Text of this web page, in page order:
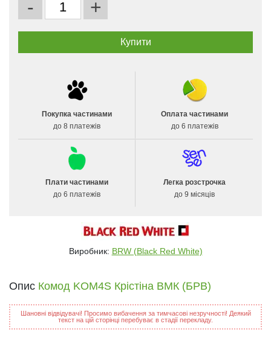
- +
Покупка частинами
до 8 платежів
Оплата частинами
до 6 платежів
Плати частинами
до 6 платежів
Легка розстрочка
до 9 місяців
Виробник: BRW (Black Red White)
Опис Комод KOM4S Крістіна ВМК (БРВ)
Шановні відвідувачі! Просимо вибачення за тимчасові незручності! Деякий
текст на цій сторінці перебуває в стадії перекладу.